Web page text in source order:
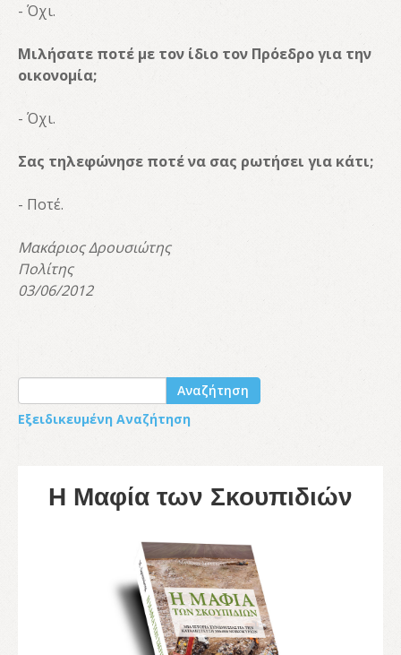
- Όχι.
Μιλήσατε ποτέ με τον ίδιο τον Πρόεδρο για την
οικονομία;
- Όχι.
Σας τηλεφώνησε ποτέ να σας ρωτήσει για κάτι;
- Ποτέ.
Μακάριος Δρουσιώτης
Πολίτης
03/06/2012
Αναζήτηση
Εξειδικευμένη Αναζήτηση
Η Μαφία των Σκουπιδιών